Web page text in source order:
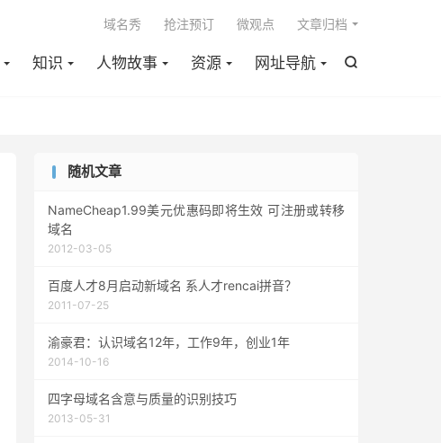

知识 人物故事 资源 网址导航
域名秀 抢注预订 微观点 文章归档
随机文章
NameCheap1.99美元优惠码即将生效 可注册或转移
域名
2012-03-05
百度人才8月启动新域名 系人才rencai拼音？
2011-07-25
渝豪君：认识域名12年，工作9年，创业1年
2014-10-16
四字母域名含意与质量的识别技巧
2013-05-31